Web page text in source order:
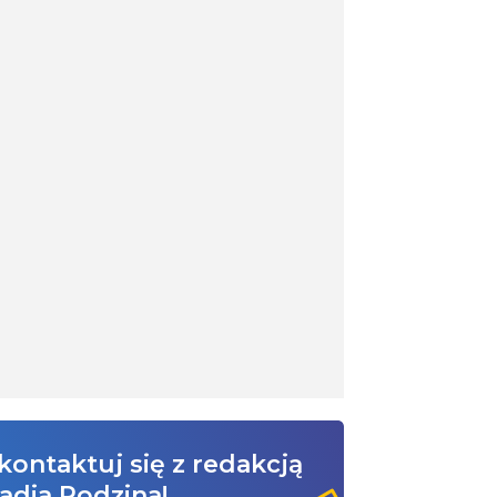
się z redakcją